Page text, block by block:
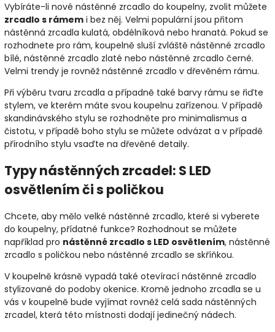
Vybíráte-li nové nástěnné zrcadlo do koupelny, zvolit můžete
zrcadlo s rámem i bez něj. Velmi populární jsou přitom
nástěnná zrcadla kulatá, obdélníková nebo hranatá. Pokud se
rozhodnete pro rám, koupelně sluší zvláště nástěnné zrcadlo
bílé, nástěnné zrcadlo zlaté nebo nástěnné zrcadlo černé.
Velmi trendy je rovněž nástěnné zrcadlo v dřevěném rámu.
Při výběru tvaru zrcadla a případně také barvy rámu se řiďte
stylem, ve kterém máte svou koupelnu zařízenou. V případě
skandinávského stylu se rozhodněte pro minimalismus a
čistotu, v případě boho stylu se můžete odvázat a v případě
přírodního stylu vsaďte na dřevěné detaily.
Typy nástěnných zrcadel: S LED
osvětlením či s poličkou
Chcete, aby mělo velké nástěnné zrcadlo, které si vyberete
do koupelny, přídatné funkce? Rozhodnout se můžete
například pro nástěnné zrcadlo s LED osvětlením, nástěnné
zrcadlo s poličkou nebo nástěnné zrcadlo se skříňkou.
V koupelně krásně vypadá také otevírací nástěnné zrcadlo
stylizované do podoby okenice. Kromě jednoho zrcadla se u
vás v koupelně bude vyjímat rovněž celá sada nástěnných
zrcadel, která této místnosti dodají jedinečný nádech.